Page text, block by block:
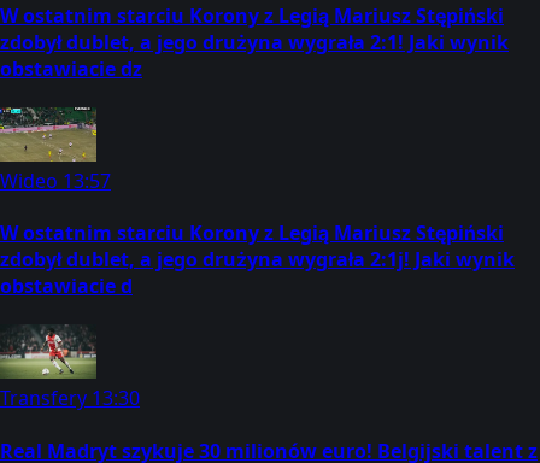
W ostatnim starciu Korony z Legią Mariusz Stępiński
zdobył dublet, a jego drużyna wygrała 2:1! Jaki wynik
obstawiacie dz
Wideo 13:57
W ostatnim starciu Korony z Legią Mariusz Stępiński
zdobył dublet, a jego drużyna wygrała 2:1j! Jaki wynik
obstawiacie d
Transfery 13:30
Real Madryt szykuje 30 milionów euro! Belgijski talent z